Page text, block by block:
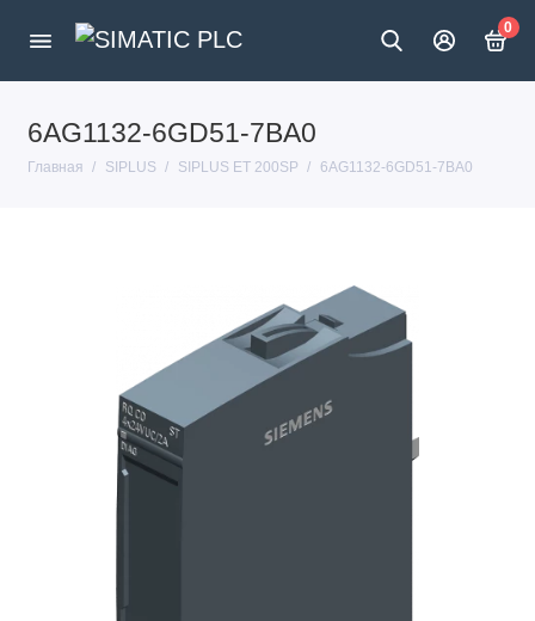
0
6AG1132-6GD51-7BA0
Главная SIPLUS SIPLUS ET 200SP 6AG1132-6GD51-7BA0